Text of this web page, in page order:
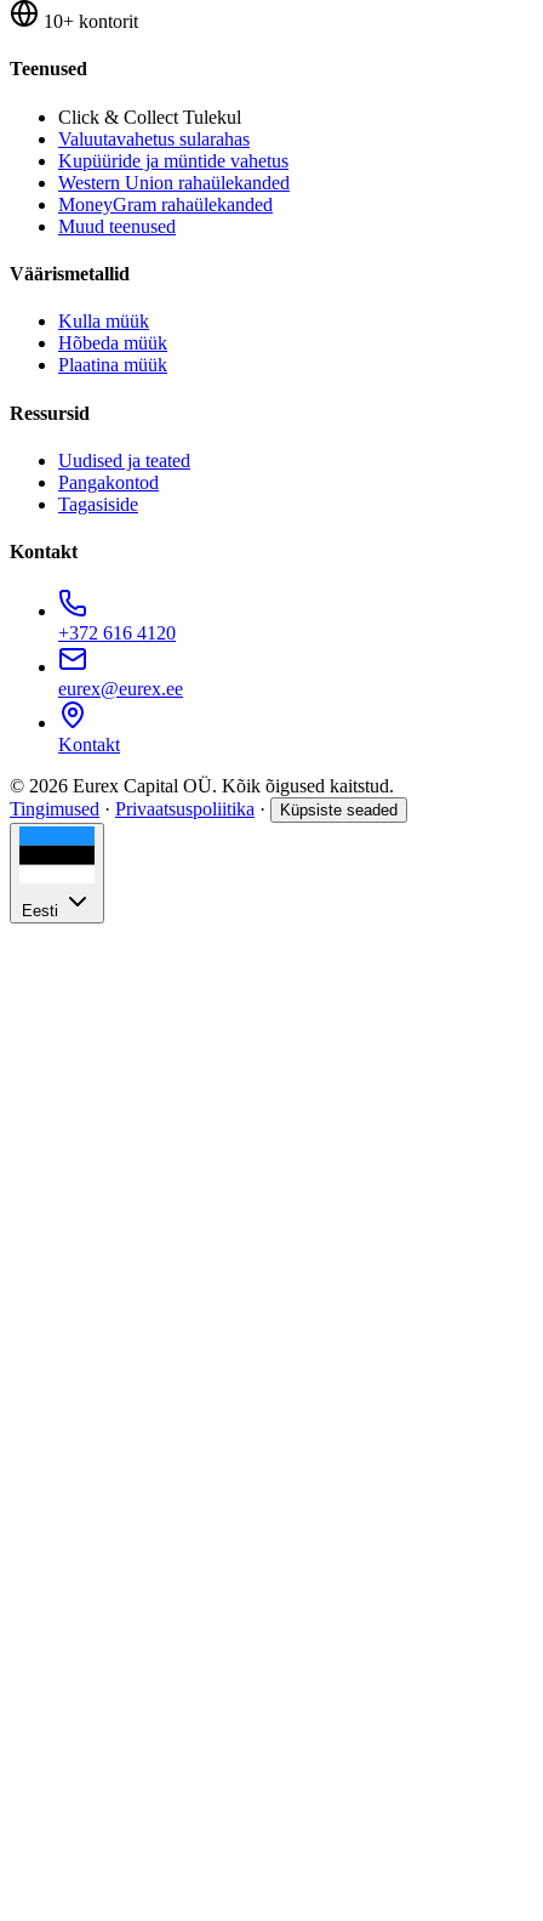
10+ kontorit
Teenused
Click & Collect Tulekul
Valuutavahetus sularahas
Kupüüride ja müntide vahetus
Western Union rahaülekanded
MoneyGram rahaülekanded
Muud teenused
Väärismetallid
Kulla müük
Hõbeda müük
Plaatina müük
Ressursid
Uudised ja teated
Pangakontod
Tagasiside
Kontakt
+372 616 4120
eurex@eurex.ee
Kontakt
© 2026 Eurex Capital OÜ. Kõik õigused kaitstud.
Tingimused · Privaatsuspoliitika · Küpsiste seaded
Eesti